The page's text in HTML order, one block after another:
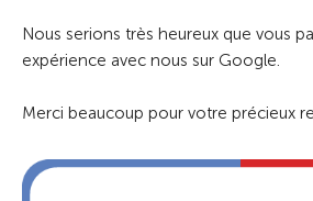
Nous serions très heureux que vous
expérience avec nous sur Google.
Merci beaucoup pour votre précieux